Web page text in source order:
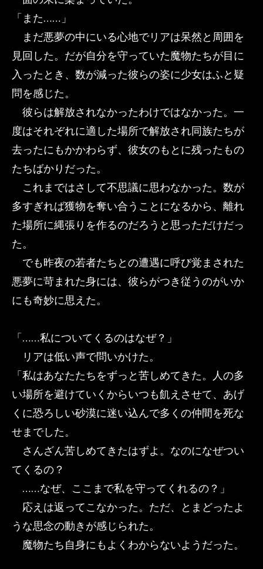
「また……」
まだ悪夢の中にいる心地でリアは呆然と周囲を
見回した。だが自分を守っていた魔物たちが目に
入ったとき、数が減った彼らの姿に少女はふと疑
問を感じた。
彼らは解放されなかったわけではなかった。一
度はそれぞれに適した場所で解放され同族たちが
去ったにもかかわらず、彼女のもとに残ったもの
たちばかりだった。
これまではさして不思議に思わなかった。数が
多すぎれば獲物を奪い合うことになるから、離れ
た場所に縄張りを作るのだろうと思っただけだっ
た。
でも昨夜の若者たちとの遭遇に呼び覚まされた
悪夢に苛まれた身には、彼らがつき従うのがいか
にも奇妙に思えた。
「……私についてくるのはなぜ？」
リアは低い声で問いかけた。
「私はあなたたちをずっと苦しめてきた。人の多
い場所を避けていくからいつも飢えさせて、あげ
くに恐ろしい砂漠に迷い込んで多くの仲間を死な
せまでした。
さんざん苦しめてきたはずよ。なのになぜつい
てくるの？
……なぜ、ここまで私を守ってくれるの？」
応えは返ってこなかった。ただ、とまどったよ
うな思念の動きが感じられた。
魔物たち自身にもよくわからないようだった。